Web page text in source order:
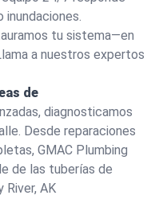
tu sistema—en
a nuestros expertos
de
diagnosticamos
Desde reparaciones
GMAC Plumbing
de las tuberías de
River, AK